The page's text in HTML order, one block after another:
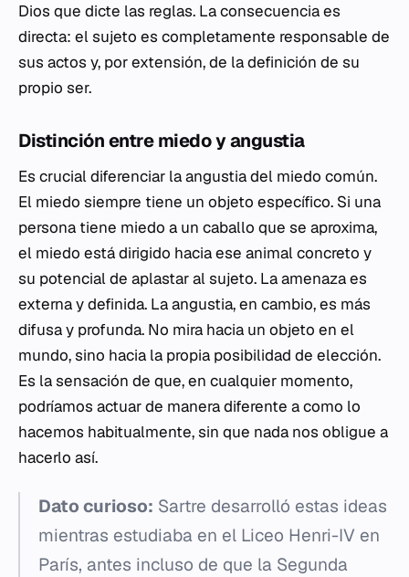
Dios que dicte las reglas. La consecuencia es
directa: el sujeto es completamente responsable de
sus actos y, por extensión, de la definición de su
propio ser.
Distinción entre miedo y angustia
Es crucial diferenciar la angustia del miedo común.
El miedo siempre tiene un objeto específico. Si una
persona tiene miedo a un caballo que se aproxima,
el miedo está dirigido hacia ese animal concreto y
su potencial de aplastar al sujeto. La amenaza es
externa y definida. La angustia, en cambio, es más
difusa y profunda. No mira hacia un objeto en el
mundo, sino hacia la propia posibilidad de elección.
Es la sensación de que, en cualquier momento,
podríamos actuar de manera diferente a como lo
hacemos habitualmente, sin que nada nos obligue a
hacerlo así.
Dato curioso: Sartre desarrolló estas ideas
mientras estudiaba en el Liceo Henri-IV en
París, antes incluso de que la Segunda